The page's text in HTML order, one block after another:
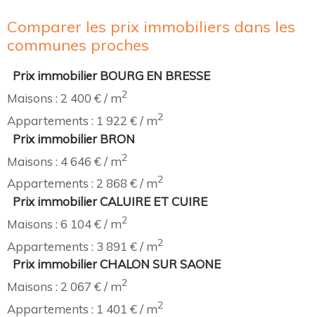
Comparer les prix immobiliers dans les
communes proches
Prix immobilier BOURG EN BRESSE
Maisons : 2 400 € / m2
Appartements : 1 922 € / m2
Prix immobilier BRON
Maisons : 4 646 € / m2
Appartements : 2 868 € / m2
Prix immobilier CALUIRE ET CUIRE
Maisons : 6 104 € / m2
Appartements : 3 891 € / m2
Prix immobilier CHALON SUR SAONE
Maisons : 2 067 € / m2
Appartements : 1 401 € / m2